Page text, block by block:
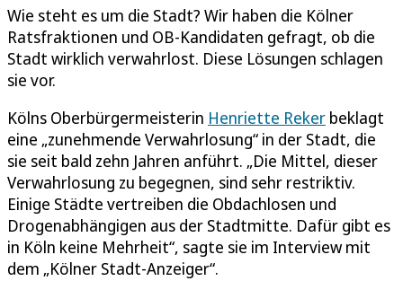
Wie steht es um die Stadt? Wir haben die Kölner
Ratsfraktionen und OB-Kandidaten gefragt, ob die
Stadt wirklich verwahrlost. Diese Lösungen schlagen
sie vor.
Kölns Oberbürgermeisterin Henriette Reker beklagt
eine „zunehmende Verwahrlosung“ in der Stadt, die
sie seit bald zehn Jahren anführt. „Die Mittel, dieser
Verwahrlosung zu begegnen, sind sehr restriktiv.
Einige Städte vertreiben die Obdachlosen und
Drogenabhängigen aus der Stadtmitte. Dafür gibt es
in Köln keine Mehrheit“, sagte sie im Interview mit
dem „Kölner Stadt-Anzeiger“.